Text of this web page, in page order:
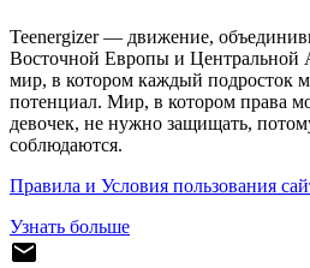
Teenergizer — движение,
Восточной Европы и Центральной
мир, в котором каждый подросток
потенциал. Мир, в котором права
девочек, не нужно защищать,
соблюдаются.
Правила и Условия пользования
Узнать больше